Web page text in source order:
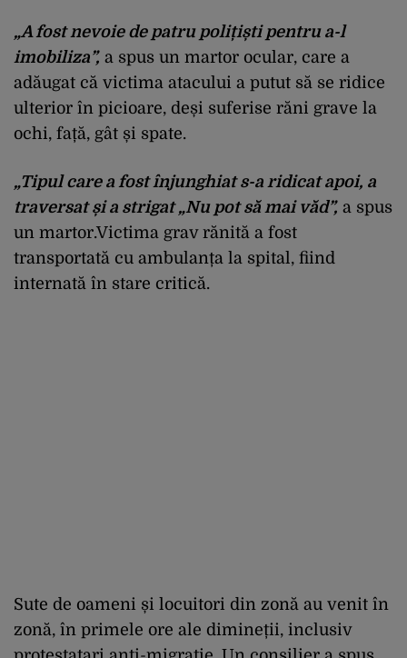
„A fost nevoie de patru polițiști pentru a-l
imobiliza”, a spus un martor ocular, care a
adăugat că victima atacului a putut să se ridice
ulterior în picioare, deși suferise răni grave la
ochi, față, gât și spate.
„Tipul care a fost înjunghiat s-a ridicat apoi, a
traversat și a strigat „Nu pot să mai văd”, a spus
un martor.Victima grav rănită a fost
transportată cu ambulanța la spital, fiind
internată în stare critică.
Sute de oameni și locuitori din zonă au venit în
zonă, în primele ore ale dimineții, inclusiv